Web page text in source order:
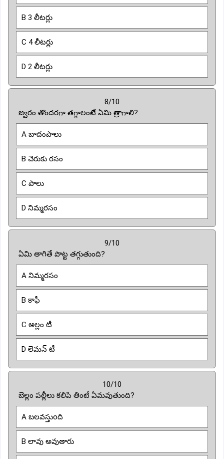
B 3 లీటర్లు
C 4 లీటర్లు
D 2 లీటర్లు
8/10
జ్వరం తొందరగా తగ్గాలంటే ఏమి త్రాగాలి?
A బాదంపాలు
B చెరుకు రసం
C పాలు
D నిమ్మరసం
9/10
ఏమి తాగితే పొట్ట తగ్గుతుంది?
A నిమ్మరసం
B కాఫీ
C అల్లం టీ
D లెమన్ టీ
10/10
బెల్లం పల్లీలు కలిపి తింటే ఏమవుతుంది?
A బలవస్తుoది
B లావు అవుతారు